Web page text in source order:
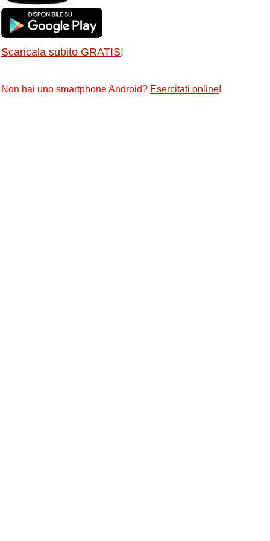
Scaricala subito GRATIS!
Non hai uno smartphone Android? Esercitati online!